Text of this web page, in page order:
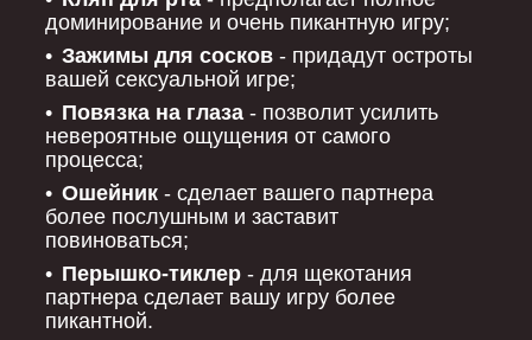
доминирование и очень пикантную игру;
Зажимы для сосков - придадут остроты
вашей сексуальной игре;
Повязка на глаза - позволит усилить
невероятные ощущения от самого
процесса;
Ошейник - сделает вашего партнера
более послушным и заставит
повиноваться;
Перышко-тиклер - для щекотания
партнера сделает вашу игру более
пикантной.